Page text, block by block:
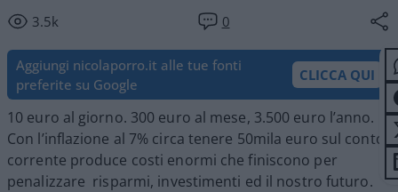
3.5k 0
Aggiungi nicolaporro.it alle tue fonti
preferite su Google
CLICCA QUI
10 euro al giorno. 300 euro al mese, 3.500 euro l’anno.
Con l’inflazione al 7% circa tenere 50mila euro sul conto
corrente produce costi enormi che finiscono per
penalizzare risparmi, investimenti ed il nostro futuro.